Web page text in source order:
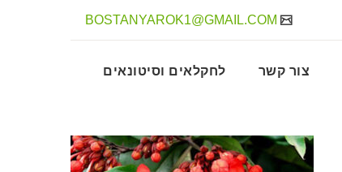
לחקלאים וסיטונאים צור קשר